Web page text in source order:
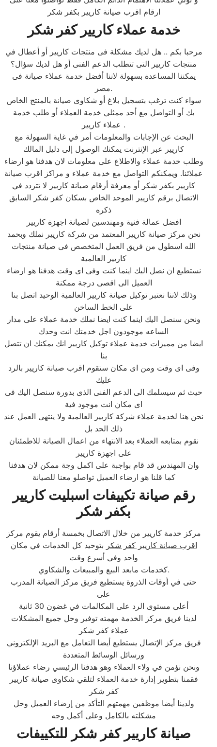
ارقام اقرب صيانة كاريير بكفر شكر
خدمة عملاء كاريير كفر شكر
مرحبا بكم .. هل لديك مشكلة فى منتجات كاريير أو أعطال في
منتجات كاريير التى تتطلب الدعم الفنى أو هل لديك سؤال؟
يمكننا المساعدة بسهولة لاننا أفضل خدمة عملاء صيانة فى
مصر.
سواء كنت ترغب بتسجيل بلاغ أو شكاوى صيانة بالمنتج الخاص
بك أو التواصل مع أحد ممثلي خدمة العملاء أو طلب خدمة
عملاء كاريير .
البحث عن الإجابات والمعلومات أمر في غاية السهولة مع
كاريير عبر الإنترنت يمكنك الوصول إلى دليل المالك
وطلب خدمة عملاء والاطلاع على معلومات لان هدفنا هو ارضاء
عملائنا. ويمكنكم التواصل مع خدمة عملاء و مراكز اقرب صيانة
كاريير بكفر شكر أو معرفة أرقام صيانة كاريير لا تتردد في
الاتصال برقم كاريير الموحد الخاص بسكان كفر شكر السابق
ذكره
افضل عمالة فنية ومهندسين لصيانة اجهزة كاريير
نحن مركز صيانة كاريير المعتمد من شركة كاريير نملك وبحمد
الله اسطول من فريق العمل المتخصص فى صيانة منتجات
كاريير العالمية
نستطيع ان نصل اليك اينما كنت وفى اى وقت هدفنا هو ارضاء
العميل الى اقصى درجة ممكنة
وذلك لاننا نعتبر توكيل صيانة كاريير العالمية الوحيد اتصل بنا
على الخط الساخن
ونحن سنصل اليك اينما كنت ايضا نملك خدمة عملاء على مدار
الساعه موجودون اجل خدمتك انت وحدك
ايضا من مميزات خدمة عملاء توكيل كاريير انك يمكنك ان تتصل
بنا
وفى اى وقت ومن اى مكان ستقوم اقرب صيانة كاريير بالرد
عليك
حيث ثم سيسلمك الى الدعم الفنى الذى بدورة سنصل اليك فى
اى مكان انت موجود فية
نحن هنا لخدمة عملاء شركة كاريير العالمية ولا ينتهى العمل عند
ذلك الحد بل
نقوم بمتابعه العملاء بعد الانتهاء من اعمال الصيانة للاطمئنان
على اجهزة كاريير
وان المهندس قد قام بواجبة على اكمل وجة ممكن لان هدفنا
كما قلنا هو ارضاء العميل تواصلو معنا للصيانة
رقم صيانة تكييفات اسبليت كاريير
بكفر شكر
مركز خدمة كاريير من خلال الاتصال بخمسة أرقام يقوم مركز
اقرب صيانة كاريير كفر شكر بتوحيد كل الخدمات في مكان
واحد وفي أسرع وقت
كخدمات مابعد البيع والمبيعات والشكاوي.
حتى في أوقات الذروة يستطيع فريق مركز الصيانة المدرب
على
أعلى مستوى الرد على المكالمات في غضون 30 ثانية
لدينا فريق مركز الخدمة مهمته توفير وحل جميع المشكلات
عملاء كفر شكر
فريق مركز الإتصال يستطيع أيضا التعامل مع البريد الإلكتروني
ورسائل الوسائط المتعددة
ونحن نؤمن في ولاء العملاء وهو هدفنا الرئيسي رضاء عملاؤنا
فقمنا بتطوير إدارة خدمة العملاء لتلقي شكاوى صيانة كاريير
كفر شكر
ولدينا أيضا موظفين مهمتهم التأكد من إرضاء العميل وحل
مشكلته بالكامل وعلى أكمل وجه
صيانة كاريير كفر شكر للتكييفات